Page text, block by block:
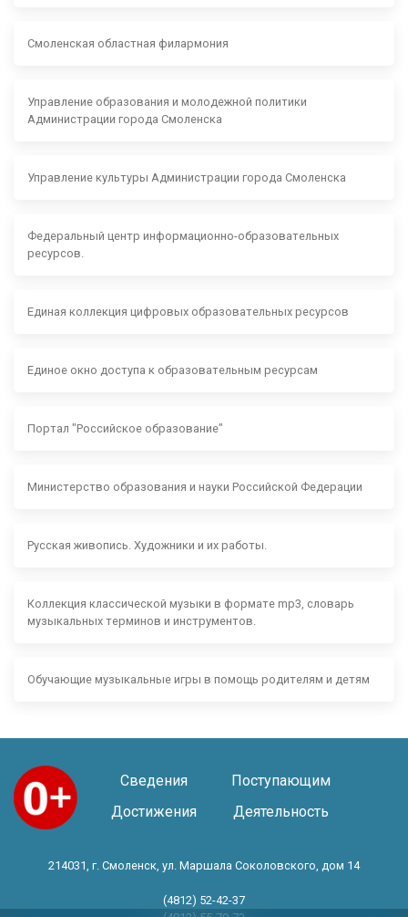
Смоленская областная филармония
Управление образования и молодежной политики
Администрации города Смоленска
Управление культуры Администрации города Смоленска
Федеральный центр информационно-образовательных
ресурсов.
Единая коллекция цифровых образовательных ресурсов
Единое окно доступа к образовательным ресурсам
Портал "Российское образование"
Министерство образования и науки Российской Федерации
Русская живопись. Художники и их работы.
Коллекция классической музыки в формате mp3, словарь
музыкальных терминов и инструментов.
Обучающие музыкальные игры в помощь родителям и детям
Сведения
Поступающим
Достижения
Деятельность
214031, г. Смоленск, ул. Маршала Соколовского, дом 14
(4812) 52-42-37